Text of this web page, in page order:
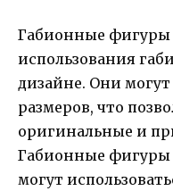
Габионные фигуры
использования
дизайне. Они
размеров, что
оригинальные и
Габионные
могут